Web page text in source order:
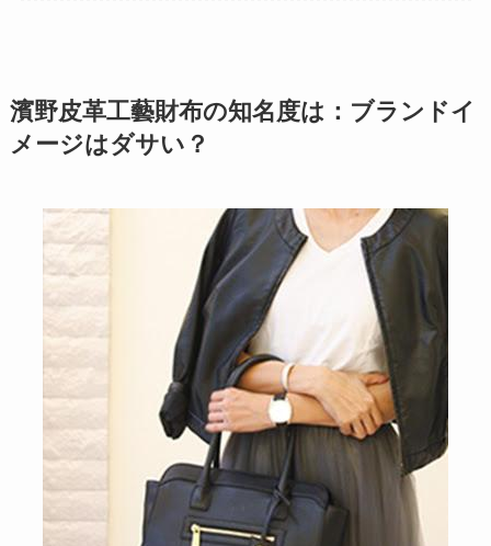
濱野皮革工藝財布の知名度は：ブランドイ
メージはダサい？